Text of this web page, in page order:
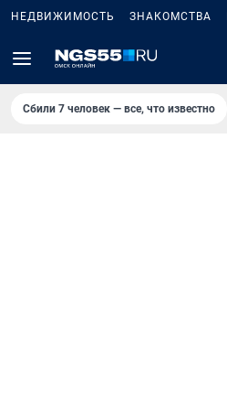
НЕДВИЖИМОСТЬ ЗНАКОМСТВА
Сбили 7 человек — все, что известно